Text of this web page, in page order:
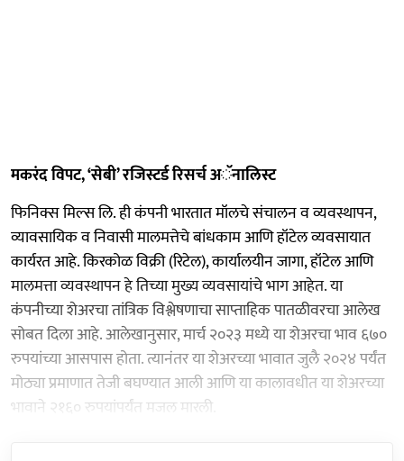
मकरंद विपट, ‘सेबी’ रजिस्टर्ड रिसर्च अॅनालिस्ट
फिनिक्स मिल्स लि. ही कंपनी भारतात मॉलचे संचालन व व्यवस्थापन,
व्यावसायिक व निवासी मालमत्तेचे बांधकाम आणि हॉटेल व्यवसायात
कार्यरत आहे. किरकोळ विक्री (रिटेल), कार्यालयीन जागा, हॉटेल आणि
मालमत्ता व्यवस्थापन हे तिच्या मुख्य व्यवसायांचे भाग आहेत. या
कंपनीच्या शेअरचा तांत्रिक विश्लेषणाचा साप्ताहिक पातळीवरचा आलेख
सोबत दिला आहे. आलेखानुसार, मार्च २०२३ मध्ये या शेअरचा भाव ६७०
रुपयांच्या आसपास होता. त्यानंतर या शेअरच्या भावात जुलै २०२४ पर्यंत
मोठ्या प्रमाणात तेजी बघण्यात आली आणि या कालावधीत या शेअरच्या
भावाने २१६० रुपयांपर्यंत मजल मारली.